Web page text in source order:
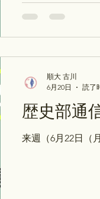
ート作成・史料
からアクセスし
ださい。 【質問
き、榎本武揚は
とができたのか
ました。 『日露
勝利とあり、詳し
歴史部通
来週（6月22日（
順大 古川
6月20日
読了